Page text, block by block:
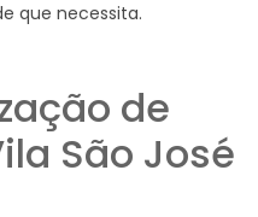
que necessita.
de
São José